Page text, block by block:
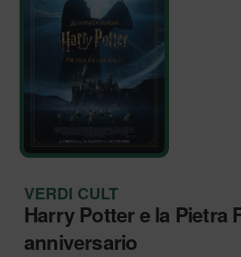
VERDI CULT
Harry Potter e la Pietra
anniversario